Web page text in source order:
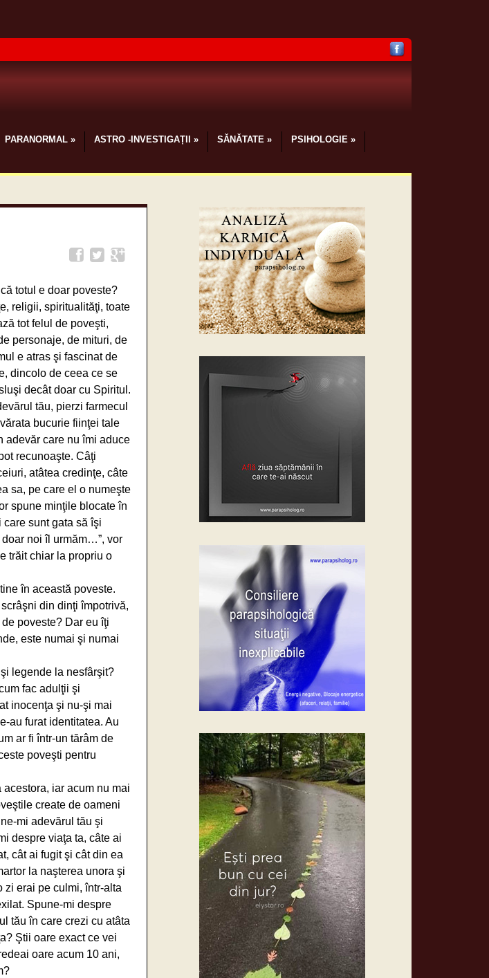
PARANORMAL» ASTRO -INVESTIGAȚII » SĂNĂTATE » PSIHOLOGIE»
totul e doar poveste?
religii, spiritualităţi, toate
tot felul de poveşti,
personaje, de mituri, de
e atras şi fascinat de
dincolo de ceea ce se
decât doar cu Spiritul.
tău, pierzi farmecul
bucurie fiinţei tale
adevăr care nu îmi aduce
recunoaşte. Câţi
atâtea credinţe, câte
sa, pe care el o numeşte
spune minţile blocate în
sunt gata să îşi
noi îl urmăm…”, vor
trăit chiar la propriu o
în această poveste.
din dinţi împotrivă,
poveste? Dar eu îţi
este numai şi numai
legende la nesfârşit?
fac adulţii şi
inocenţa şi nu-şi mai
au furat identitatea. Au
ar fi într-un tărâm de
poveşti pentru
iar acum nu mai
create de oameni
mi adevărul tău şi
despre viaţa ta, câte ai
cât ai fugit şi cât din ea
la naşterea unora şi
zi erai pe culmi, într-alta
Spune-mi despre
tău în care crezi cu atâta
Ştii oare exact ce vei
oare acum 10 ani,